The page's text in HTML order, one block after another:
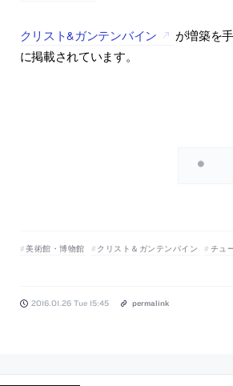
クリスト&ガンテンバイン
が増築を
に掲載されています。
美術館・博物館 クリスト＆ガンテンバイン チュ
2016.01.26 Tue 15:45 permalink